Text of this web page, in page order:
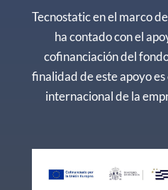
Tecnostatic en el marco
ha contado con el
cofinanciación del
finalidad de este apoyo
internacional de la